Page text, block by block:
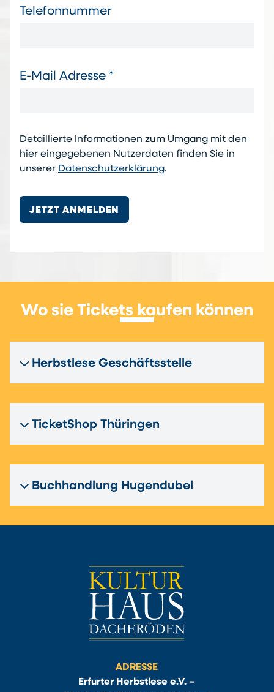
Telefonnummer
E-Mail Adresse *
Detaillierte Informationen zum Umgang mit den
hier eingegebenen Nutzerdaten finden Sie in
unserer Datenschutzerklärung.
JETZT ANMELDEN
Wo sie Tickets kaufen können
Herbstlese Geschäftsstelle
TicketShop Thüringen
Buchhandlung Hugendubel
ADRESSE
Erfurter Herbstlese e.V. –